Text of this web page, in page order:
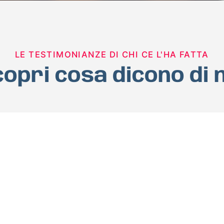
LE TESTIMONIANZE DI CHI CE L'HA FATTA
cosa dicono di